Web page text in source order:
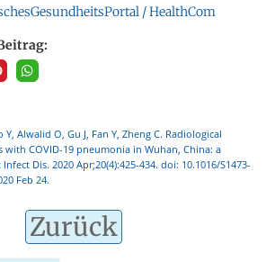
/ HealthCom
Y, Alwalid O, Gu J, Fan Y, Zheng C. Radiological
COVID-19 pneumonia in Wuhan, China: a
Dis. 2020 Apr;20(4):425-434. doi: 10.1016/S1473-
Feb 24.
Zurück